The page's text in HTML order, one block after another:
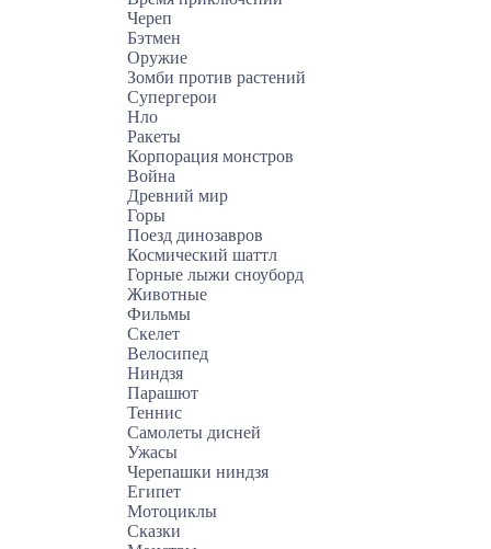
Череп
Бэтмен
Оружие
Зомби против растений
Супергерои
Нло
Ракеты
Корпорация монстров
Война
Древний мир
Горы
Поезд динозавров
Космический шаттл
Горные лыжи сноуборд
Животные
Фильмы
Скелет
Велосипед
Ниндзя
Парашют
Теннис
Самолеты дисней
Ужасы
Черепашки ниндзя
Египет
Мотоциклы
Сказки